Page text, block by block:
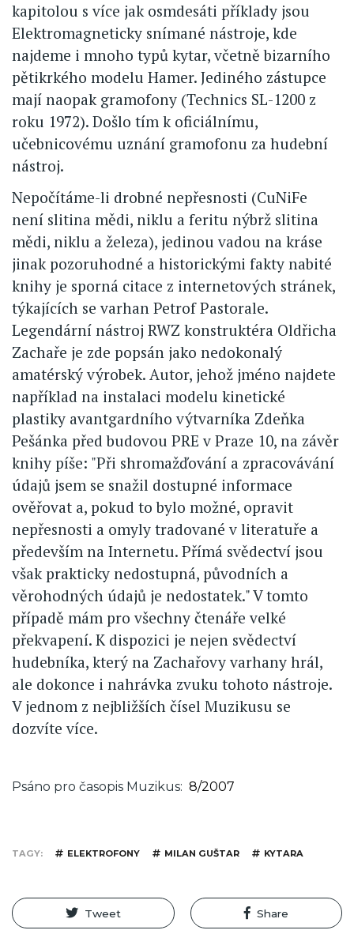
kapitolou s více jak osmdesáti příklady jsou
Elektromagneticky snímané nástroje, kde
najdeme i mnoho typů kytar, včetně bizarního
pětikrkého modelu Hamer. Jediného zástupce
mají naopak gramofony (Technics SL-1200 z
roku 1972). Došlo tím k oficiálnímu,
učebnicovému uznání gramofonu za hudební
nástroj.
Nepočítáme-li drobné nepřesnosti (CuNiFe
není slitina mědi, niklu a feritu nýbrž slitina
mědi, niklu a železa), jedinou vadou na kráse
jinak pozoruhodné a historickými fakty nabité
knihy je sporná citace z internetových stránek,
týkajících se varhan Petrof Pastorale.
Legendární nástroj RWZ konstruktéra Oldřicha
Zachaře je zde popsán jako nedokonalý
amatérský výrobek. Autor, jehož jméno najdete
například na instalaci modelu kinetické
plastiky avantgardního výtvarníka Zdeňka
Pešánka před budovou PRE v Praze 10, na závěr
knihy píše: "Při shromažďování a zpracovávání
údajů jsem se snažil dostupné informace
ověřovat a, pokud to bylo možné, opravit
nepřesnosti a omyly tradované v literatuře a
především na Internetu. Přímá svědectví jsou
však prakticky nedostupná, původních a
věrohodných údajů je nedostatek." V tomto
případě mám pro všechny čtenáře velké
překvapení. K dispozici je nejen svědectví
hudebníka, který na Zachařovy varhany hrál,
ale dokonce i nahrávka zvuku tohoto nástroje.
V jednom z nejbližších čísel Muzikusu se
dozvíte více.
Psáno pro časopis Muzikus 8/2007
TAGY ELEKTROFONY MILAN GUŠTAR KYTARA
Tweet Share